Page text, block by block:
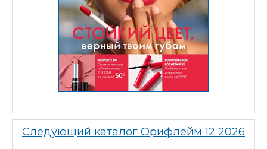
Следующий каталог Орифлейм 12 2026